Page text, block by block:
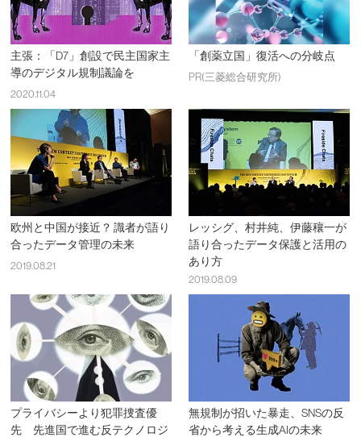
主張：「D7」創設で民主国家主
導のデジタル規制議論を
2020.11.04
「創薬立国」復活への分岐点
PR(三菱総合研究所)
欧州と中国が接近？ 識者が語り
合ったデータ管理の未来
2019.08.21
レッシグ、村井純、伊藤穰一が
語り合ったデータ保護と活用の
あり方
2019.08.09
プライバシーより犯罪捜査優
先 先進国で進む反テクノロジ
無規制が招いた暴走、SNSの反
省から考える生成AIの未来